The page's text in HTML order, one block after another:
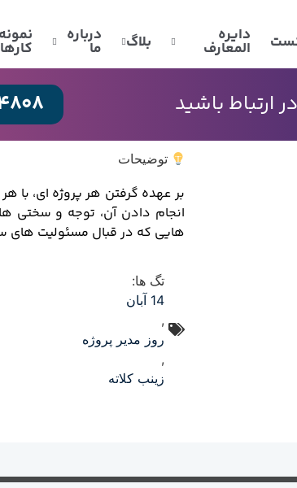
دایره
المعارف بلاگ درباره
ما
نمونه
کارها
ارتباط باشید
توضیحات
بر عهده گرفتن هر پروژه ای،
انجام دادن آن، توجه و سختی
هایی که در قبال مسئولیت های
تگ ها:
14 آبان
,
روز مدیر پروژه
,
زینب کلاته